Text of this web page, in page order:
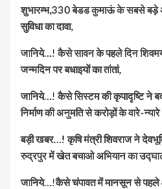
शुभारम्भ,330 बेडड कुमाऊं के सबसे बड़े
सुविधा का दावा,
जानिये…! कैसे सावन के पहले दिन
जन्मदिन पर बधाइयों का तांतां,
जानिये…! कैसे सिस्टम की कृपादृष्टि ने
निर्माण की अनुमति से करोड़ों के वारे-
बड़ी खबर…! कृषि मंत्री शिवराज ने
रुद्रपुर में खेत बचाओ अभियान का
जानिये…!कैसे चंपावत में मानसून से पहले